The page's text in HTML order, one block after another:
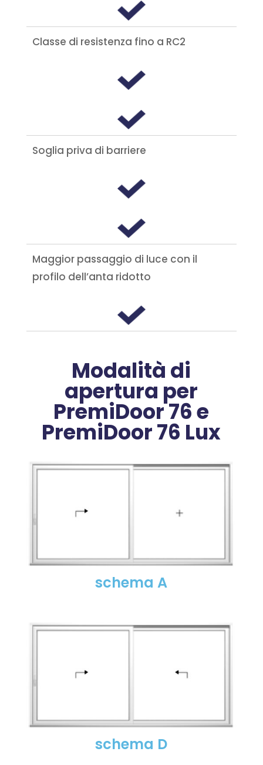
Classe di resistenza fino a RC2
Soglia priva di barriere
Maggior passaggio di luce con il
profilo dell’anta ridotto
Modalità di
apertura per
PremiDoor 76 e
PremiDoor 76 Lux
schema A
schema D